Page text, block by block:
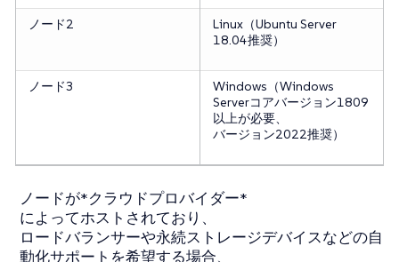
ノード2
Linux（Ubuntu Server
18.04推奨）
ノード3
Windows（Windows
Serverコアバージョン1809
以上が必要、
バージョン2022推奨）
ノードが*クラウドプロバイダー*
によってホストされており、
ロードバランサーや永続ストレージデバイスなどの自
動化サポートを希望する場合、